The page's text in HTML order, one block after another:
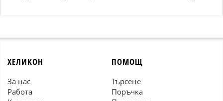
ХЕЛИКОН
За нас
Работа
ПОМОЩ
Търсене
Поръчка